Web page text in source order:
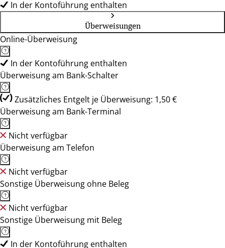
In der Kontoführung enthalten
Überweisungen
Online-Überweisung
In der Kontoführung enthalten
Überweisung am Bank-Schalter
Zusätzliches Entgelt je Überweisung: 1,50 €
Überweisung am Bank-Terminal
Nicht verfügbar
Überweisung am Telefon
Nicht verfügbar
Sonstige Überweisung ohne Beleg
Nicht verfügbar
Sonstige Überweisung mit Beleg
In der Kontoführung enthalten